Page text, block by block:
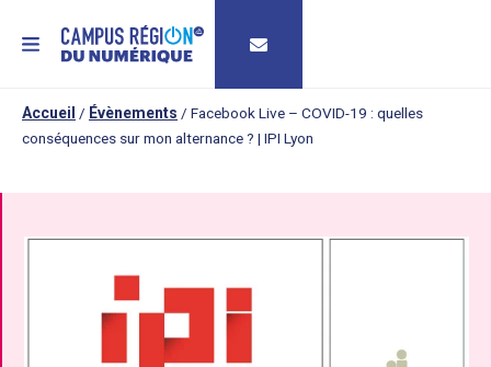
MENU
Accueil / Évènements / Facebook Live – COVID-19 : quelles
conséquences sur mon alternance ? | IPI Lyon